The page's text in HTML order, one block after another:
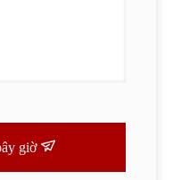
giờ